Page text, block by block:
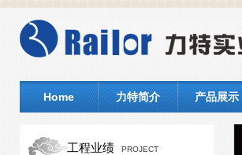
Home 力特简介 产品展示
工程业绩 PROJECT